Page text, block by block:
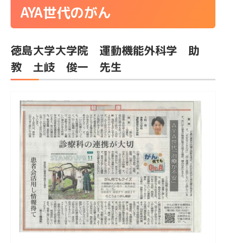
AYA世代のがん
徳島大学大学院 運動機能外科学 助
教 土岐 俊一 先生